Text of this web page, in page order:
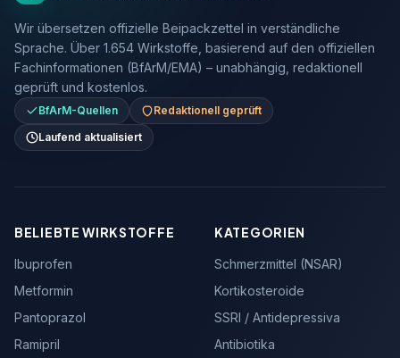
Wir übersetzen offizielle Beipackzettel in verständliche
Sprache. Über 1.654 Wirkstoffe, basierend auf den offiziellen
Fachinformationen (BfArM/EMA) – unabhängig, redaktionell
geprüft und kostenlos.
BfArM-Quellen
Redaktionell geprüft
Laufend aktualisiert
BELIEBTE WIRKSTOFFE
Ibuprofen
Metformin
Pantoprazol
Ramipril
KATEGORIEN
Schmerzmittel (NSAR)
Kortikosteroide
SSRI / Antidepressiva
Antibiotika